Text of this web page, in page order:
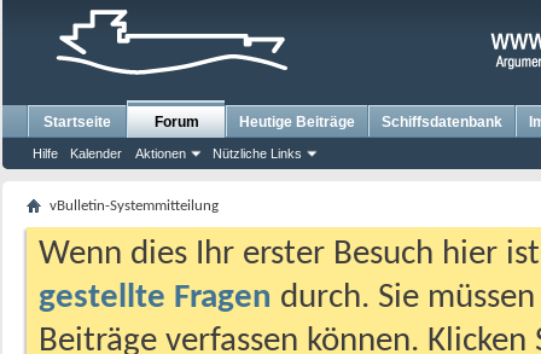
Startseite Forum
Hilfe Kalender Aktionen Nützliche Links
Heutige Beiträge Schiffsdatenbank
vBulletin-Systemmitteilung
Wenn dies Ihr erster Besuch hier
gestellte Fragen durch. Sie
Beiträge verfassen können.